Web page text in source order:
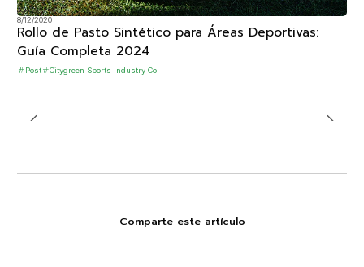
8/12/2020
Rollo de Pasto Sintético para Áreas Deportivas:
Guía Completa 2024
Post Citygreen Sports Industry Co
Comparte este artículo